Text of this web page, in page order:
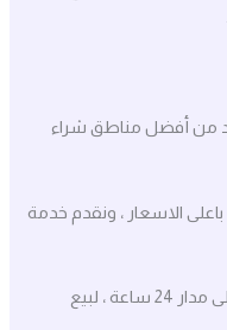
من أفضل مناطق شراء
الاسعار ، ونقدم خدمة
على مدار 24 ساعة ، لبيع